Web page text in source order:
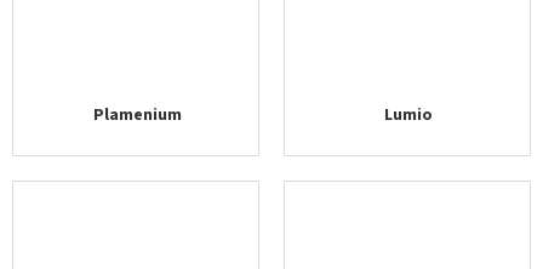
Plamenium Lumio